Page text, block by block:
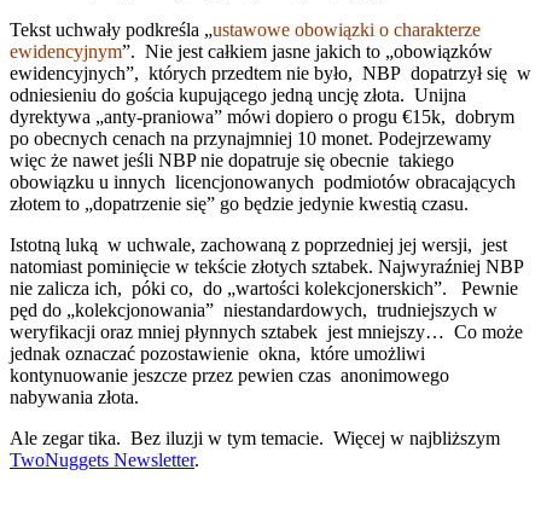
Tekst uchwały podkreśla „ustawowe obowiązki o charakterze
ewidencyjnym”. Nie jest całkiem jasne jakich to „obowiązków
ewidencyjnych”, których przedtem nie było, NBP dopatrzył się w
odniesieniu do gościa kupującego jedną uncję złota. Unijna
dyrektywa „anty-praniowa” mówi dopiero o progu €15k, dobrym
po obecnych cenach na przynajmniej 10 monet. Podejrzewamy
więc że nawet jeśli NBP nie dopatruje się obecnie takiego
obowiązku u innych licencjonowanych podmiotów obracających
złotem to „dopatrzenie się” go będzie jedynie kwestią czasu.
Istotną luką w uchwale, zachowaną z poprzedniej jej wersji, jest
natomiast pominięcie w tekście złotych sztabek. Najwyraźniej NBP
nie zalicza ich, póki co, do „wartości kolekcjonerskich”. Pewnie
pęd do „kolekcjonowania” niestandardowych, trudniejszych w
weryfikacji oraz mniej płynnych sztabek jest mniejszy… Co może
jednak oznaczać pozostawienie okna, które umożliwi
kontynuowanie jeszcze przez pewien czas anonimowego
nabywania złota.
Ale zegar tika. Bez iluzji w tym temacie. Więcej w najbliższym
TwoNuggets Newsletter.